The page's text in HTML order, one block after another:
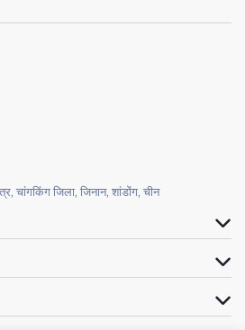
चांगकिंग जिला, जिनान, शांडोंग, चीन